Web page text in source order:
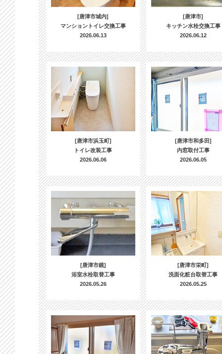
[唐津市城内]
マンショントイレ交換工事
2026.06.13
[唐津市]
キッチン水栓交換工事
2026.06.12
[唐津市浜玉町]
トイレ改装工事
2026.06.06
[唐津市和多田]
内窓取付工事
2026.06.05
[唐津市鏡]
浴室水栓取替工事
2026.05.26
[唐津市栄町]
洗面化粧台取替工事
2026.05.25